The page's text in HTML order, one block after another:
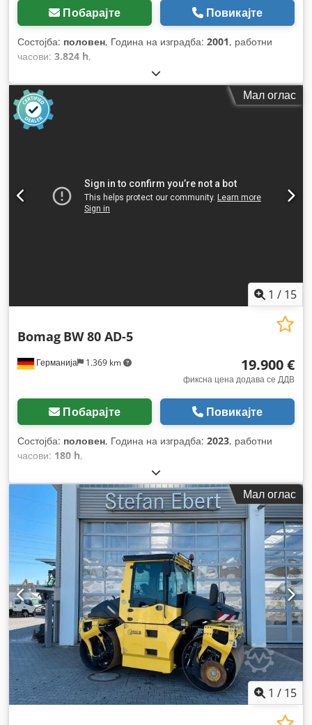
Побарајте Повикајте
Состојба: половен, Година на изградба: 2001, работни
часови: 3.824 h,
Мал оглас
1 / 15
Германија 1.369 km
Bomag BW 80 AD-5
19.900 €
фиксна цена додава се ДДВ
Побарајте Повикајте
Состојба: половен, Година на изградба: 2023, работни
часови: 180 h,
Мал оглас
1 / 15